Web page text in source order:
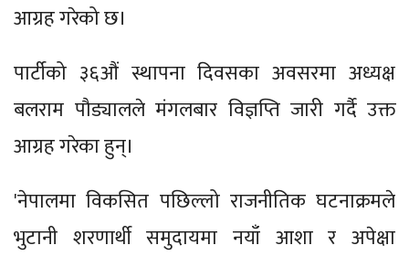
आग्रह गरेको छ।
पार्टीको ३६औं स्थापना दिवसका अवसरमा अध्यक्ष
बलराम पौड्यालले मंगलबार विज्ञप्ति जारी गर्दै उक्त
आग्रह गरेका हुन्।
'नेपालमा विकसित पछिल्लो राजनीतिक घटनाक्रमले
भुटानी शरणार्थी समुदायमा नयाँ आशा र अपेक्षा